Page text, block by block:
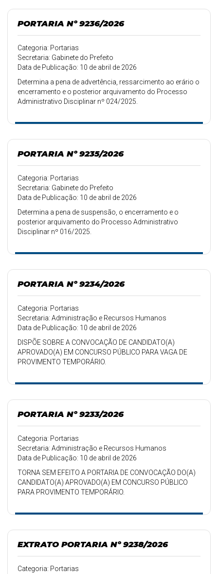
PORTARIA Nº 9236/2026
Categoria: Portarias
Secretaria: Gabinete do Prefeito
Data de Publicação: 10 de abril de 2026
Determina a pena de advertência, ressarcimento ao erário o
encerramento e o posterior arquivamento do Processo
Administrativo Disciplinar nº 024/2025.
PORTARIA Nº 9235/2026
Categoria: Portarias
Secretaria: Gabinete do Prefeito
Data de Publicação: 10 de abril de 2026
Determina a pena de suspensão, o encerramento e o
posterior arquivamento do Processo Administrativo
Disciplinar nº 016/2025.
PORTARIA Nº 9234/2026
Categoria: Portarias
Secretaria: Administração e Recursos Humanos
Data de Publicação: 10 de abril de 2026
DISPÕE SOBRE A CONVOCAÇÃO DE CANDIDATO(A)
APROVADO(A) EM CONCURSO PÚBLICO PARA VAGA DE
PROVIMENTO TEMPORÁRIO.
PORTARIA Nº 9233/2026
Categoria: Portarias
Secretaria: Administração e Recursos Humanos
Data de Publicação: 10 de abril de 2026
TORNA SEM EFEITO A PORTARIA DE CONVOCAÇÃO DO(A)
CANDIDATO(A) APROVADO(A) EM CONCURSO PÚBLICO
PARA PROVIMENTO TEMPORÁRIO.
EXTRATO PORTARIA Nº 9238/2026
Categoria: Portarias